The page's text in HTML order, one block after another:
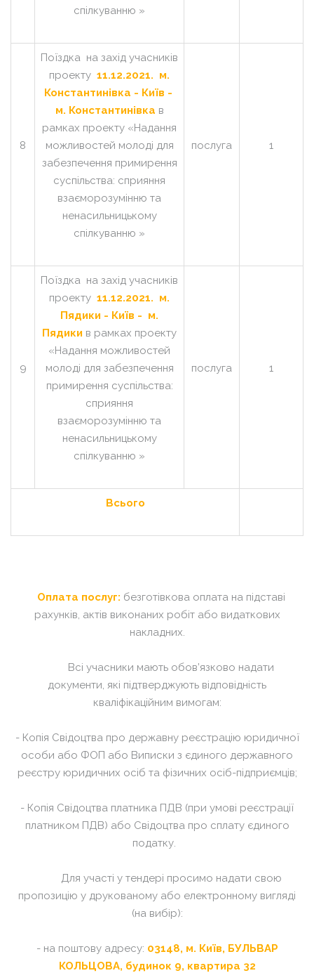
спілкуванню »
8
Поїздка на захід учасників
проекту 11.12.2021. м.
Константинівка - Київ -
м. Константинівка в
рамках проекту «Надання
можливостей молоді для
забезпечення примирення
суспільства: сприяння
взаєморозумінню та
ненасильницькому
спілкуванню »
послуга 1
9
Поїздка на захід учасників
проекту 11.12.2021. м.
Пядики - Київ - м.
Пядики в рамках проекту
«Надання можливостей
молоді для забезпечення
примирення суспільства:
сприяння
взаєморозумінню та
ненасильницькому
спілкуванню »
послуга 1
Всього
Оплата послуг: безготівкова оплата на підставі
рахунків, актів виконаних робіт або видаткових
накладних.
Всі учасники мають обов’язково надати
документи, які підтверджують відповідність
кваліфікаційним вимогам:
- Копія Свідоцтва про державну реєстрацію юридичної
особи або ФОП або Виписки з єдиного державного
реєстру юридичних осіб та фізичних осіб-підприємців;
- Копія Свідоцтва платника ПДВ (при умові реєстрації
платником ПДВ) або Свідоцтва про сплату єдиного
податку.
Для участі у тендері просимо надати свою
пропозицію у друкованому або електронному вигляді
(на вибір):
- на поштову адресу: 03148, м. Київ, БУЛЬВАР
КОЛЬЦОВА, будинок 9, квартира 32